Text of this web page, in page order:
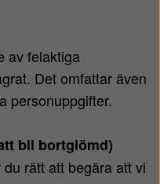
av felaktiga
Det omfattar även
personuppgifter.
bli bortglömd)
rätt att begära att vi